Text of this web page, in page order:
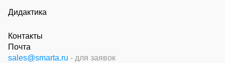
Дидактика
Контакты
Почта
sales@smarta.ru - для заявок